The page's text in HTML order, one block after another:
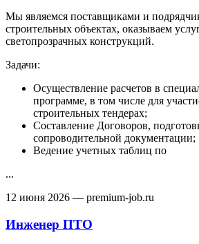
Мы являемся поставщиками и
строительных объектах, оказываем
светопрозрачных конструкций.
Задачи:
Осуществление расчетов в
программе, в том числе для
строительных тендерах;
Составление Договоров,
сопроводительной документации;
Ведение учетных таблиц по
...
12 июня 2026 — premium-job.ru
Инженер ПТО